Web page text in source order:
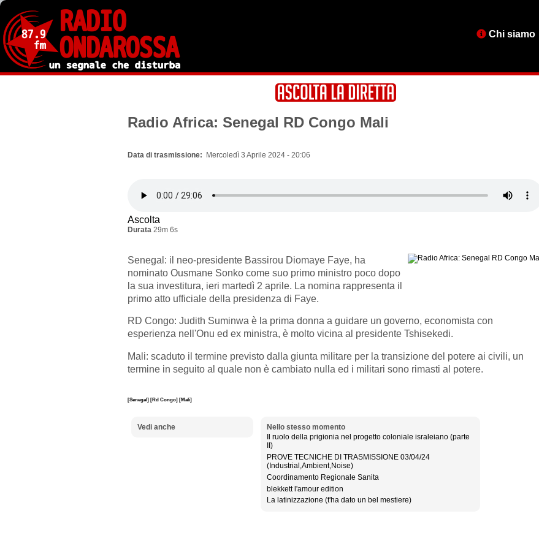
Salta
contenuto
principale
MenuChi siamo
Radio Africa: Senegal RD Congo Mali
Data di trasmissione Mercoledì 3 Aprile 2024 - 20:06
Ascolta
Durata 29m 6s
Senegal: il neo-presidente Bassirou Diomaye Faye, ha
nominato Ousmane Sonko come suo primo ministro poco dopo
la sua investitura, ieri martedì 2 aprile. La nomina rappresenta il
primo atto ufficiale della presidenza di Faye.
RD Congo: Judith Suminwa è la prima donna a guidare un governo, economista con
esperienza nell'Onu ed ex ministra, è molto vicina al presidente Tshisekedi.
Mali: scaduto il termine previsto dalla giunta militare per la transizione del potere ai civili, un
termine in seguito al quale non è cambiato nulla ed i militari sono rimasti al potere.
[Senegal] [Rd Congo] [Mali]
Vedi anche
Nello stesso momento
Il ruolo della prigionia nel progetto coloniale israleiano (parte
II)
PROVE TECNICHE DI TRASMISSIONE 03/04/24
(Industrial,Ambient,Noise)
Coordinamento Regionale Sanita
blekkett l'amour edition
La latinizzazione (t'ha dato un bel mestiere)